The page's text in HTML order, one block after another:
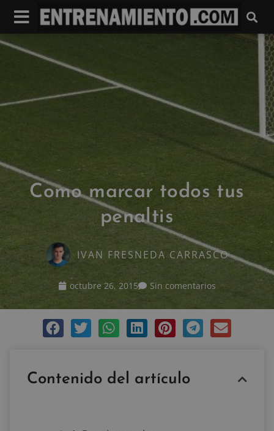
Como marcar todos tus
penaltis
IVAN FRESNEDA CARRASCO
octubre 26, 2015 Sin comentarios
Contenido del artículo